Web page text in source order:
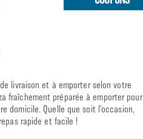
livraison et à emporter selon votre
fraîchement préparée à emporter pour
domicile. Quelle que soit l’occasion,
rapide et facile !